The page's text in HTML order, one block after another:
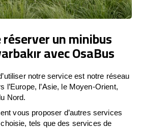
un minibus
avec OsaBus
notre service est notre réseau
l’Europe, l’Asie, le Moyen-Orient,
Nord.
vous proposer d’autres services
tels que des services de